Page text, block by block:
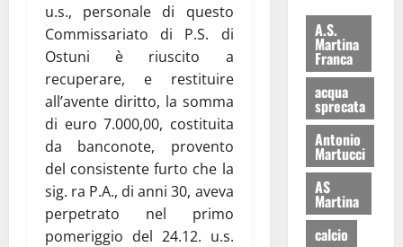
u.s., personale di questo
Commissariato di P.S. di
Ostuni è riuscito a
recuperare, e restituire
all’avente diritto, la somma
di euro 7.000,00, costituita
da banconote, provento
del consistente furto che la
sig. ra P.A., di anni 30, aveva
perpetrato nel primo
pomeriggio del 24.12. u.s.
A.S.
Martina
Franca
acqua
sprecata
Antonio
Martucci
AS
Martina
calcio